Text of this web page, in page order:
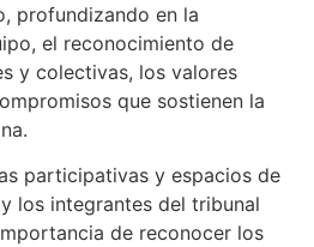
profundizando en la
el reconocimiento de
y colectivas, los valores
que sostienen la
participativas y espacios de
los integrantes del tribunal
de reconocer los